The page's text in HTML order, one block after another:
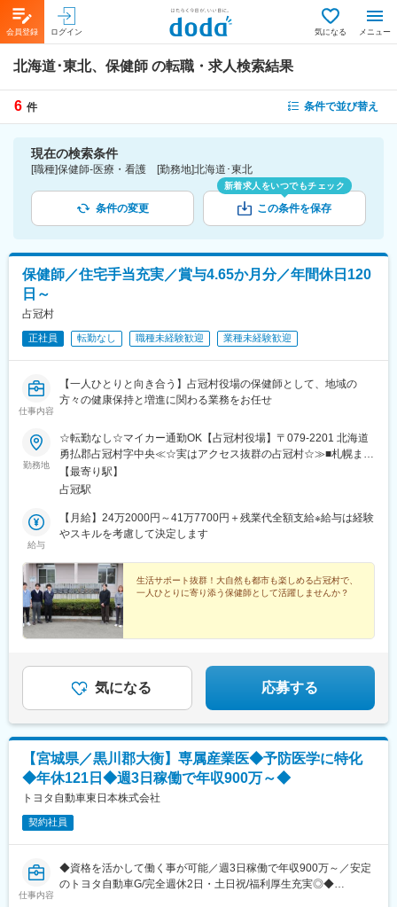
会員登録 ログイン 気になる メニュー
北海道･東北、保健師 の転職・求人検索結果
6 件 条件で並び替え
現在の検索条件
[職種]保健師-医療・看護 [勤務地]北海道･東北
条件の変更
新着求人をいつでもチェック
この条件を保存
保健師／住宅手当充実／賞与4.65か月分／年間休日120
日～
占冠村
正社員 転勤なし 職種未経験歓迎 業種未経験歓迎
仕事内容
【一人ひとりと向き合う】占冠村役場の保健師として、地域の
方々の健康保持と増進に関わる業務をお任せ
勤務地
☆転勤なし☆マイカー通勤OK【占冠村役場】〒079-2201 北海道
勇払郡占冠村字中央≪☆実はアクセス抜群の占冠村☆≫■札幌まで
車で1時間半程度■旭川まで車で約2時間程度■帯広・富良野まで車
で約1時間程度☆村内には診療所やコンビニ、商店、飲食店などが
い物をしたい場合でも、都市部へアクセスしやすいため安心で
す。
【最寄り駅】
占冠駅
給与
【月給】24万2000円～41万7700円＋残業代全額支給※給与は経験
やスキルを考慮して決定します
生活サポート抜群！大自然も都市も楽しめる占冠村で、
一人ひとりに寄り添う保健師として活躍しませんか？
気になる 応募する
【宮城県／黒川郡大衡】専属産業医◆予防医学に特化
◆年休121日◆週3日稼働で年収900万～◆
トヨタ自動車東日本株式会社
契約社員
仕事内容
◆資格を活かして働く事が可能／週3日稼働で年収900万～／安定
のトヨタ自動車G/完全週休2日・土日祝/福利厚生充実◎◆